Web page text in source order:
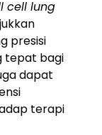
cell lung
presisi
tepat bagi
dapat
terapi